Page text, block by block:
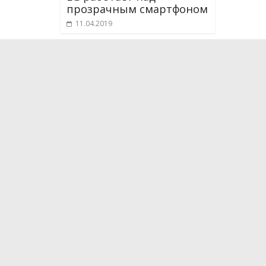
прозрачным смартфоном
11.04.2019